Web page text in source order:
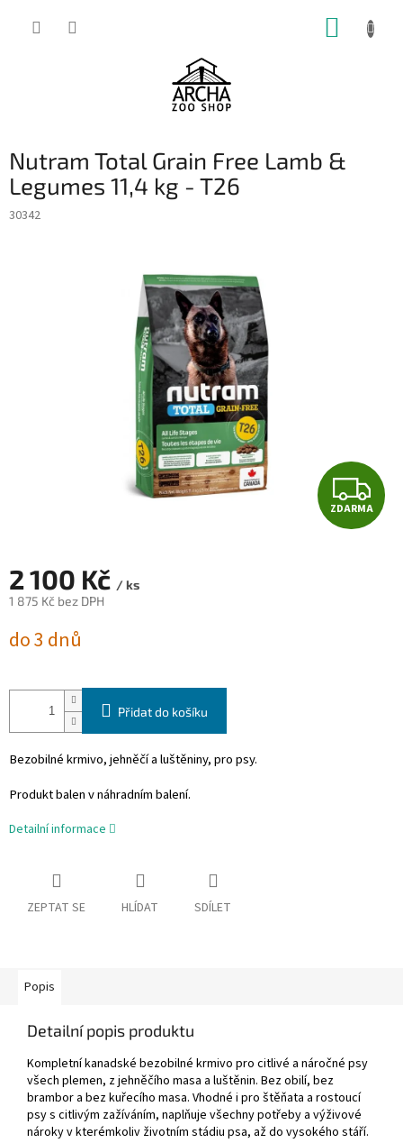
Nutram Total Grain Free Lamb &
Legumes 11,4 kg - T26
30342
Z
D
ZDARMA
2 100 Kč / ks
1 875 Kč bez DPH
cena:
do 3 dnů
Přidat do košíku
Bezobilné krmivo, jehněčí a luštěniny, pro psy.
Produkt balen v náhradním balení.
Detailní informace
ZEPTAT SE HLÍDAT SDÍLET
Popis
Detailní popis produktu
Kompletní kanadské bezobilné krmivo pro citlivé a náročné psy
všech plemen, z jehněčího masa a luštěnin. Bez obilí, bez
brambor a bez kuřecího masa. Vhodné i pro štěňata a rostoucí
psy s citlivým zažíváním, naplňuje všechny potřeby a výživové
nároky v kterémkoliv životním stádiu psa, až do vysokého stáří.